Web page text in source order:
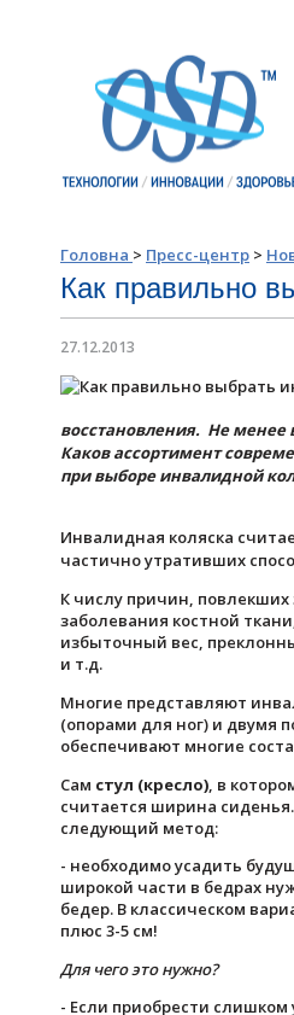
Головна > Пресс-центр >
Как правильно
27.12.2013
восстановления. Не менее
Каков ассортимент
при выборе инвалидной
Инвалидная коляска
частично утративших
К числу причин,
заболевания костной
избыточный вес,
и т.д.
Многие представляют
(опорами для ног) и двумя
обеспечивают многие
Сам стул (кресло), в
считается ширина
следующий метод:
- необходимо усадить
широкой части в бедрах
бедер. В классическом
плюс 3-5 см!
Для чего это нужно?
- Если приобрести